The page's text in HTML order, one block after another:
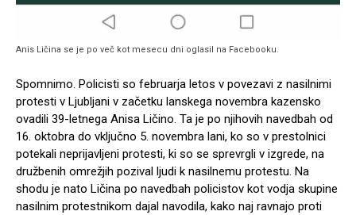
Anis Ličina se je po več kot mesecu dni oglasil na Facebooku.
Spomnimo. Policisti so februarja letos v povezavi z nasilnimi
protesti v Ljubljani v začetku lanskega novembra kazensko
ovadili 39-letnega Anisa Ličino. Ta je po njihovih navedbah od
16. oktobra do vključno 5. novembra lani, ko so v prestolnici
potekali neprijavljeni protesti, ki so se sprevrgli v izgrede, na
družbenih omrežjih pozival ljudi k nasilnemu protestu. Na
shodu je nato Ličina po navedbah policistov kot vodja skupine
nasilnim protestnikom dajal navodila, kako naj ravnajo proti